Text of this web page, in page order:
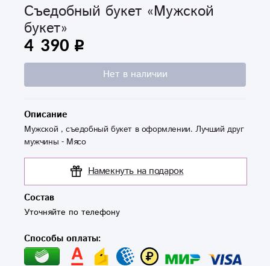
Съедобный букет «Мужской
букет»
4 390
Нет в наличии
Описание
Мужской , съедобный букет в оформлении. Лучший друг
мужчины - Мясо
Намекнуть на подарок
Состав
Уточняйте по телефону
Способы оплаты: